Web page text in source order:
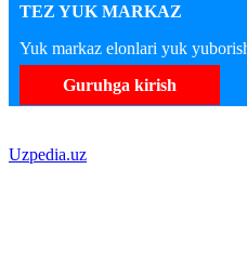
TEZ YUK MARKAZ
Yuk markaz elonlari yuk
Guruhga kirish
Uzpedia.uz